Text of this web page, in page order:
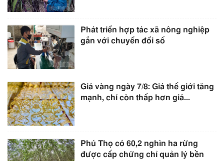
Phát triển hợp tác xã nông nghiệp
gắn với chuyển đổi số
Giá vàng ngày 7/8: Giá thế giới tăng
mạnh, chỉ còn thấp hơn giá...
Phú Thọ có 60,2 nghìn ha rừng
được cấp chứng chỉ quản lý bền